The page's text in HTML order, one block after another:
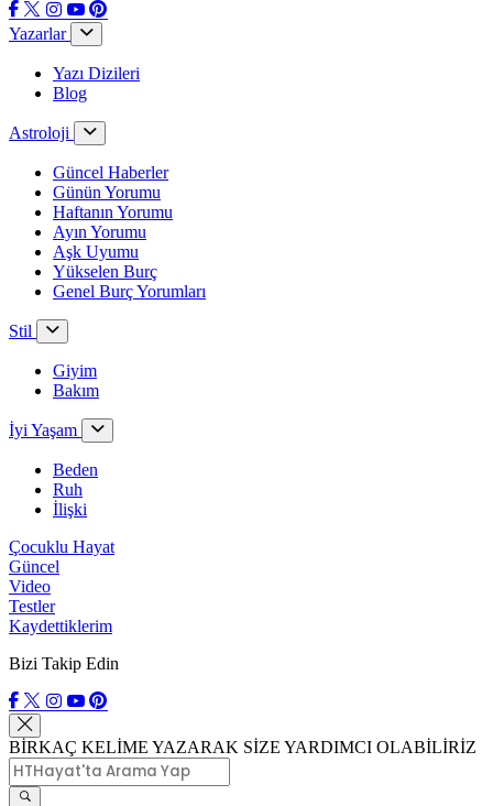
Yazarlar
Yazı Dizileri
Blog
Astroloji
Güncel Haberler
Günün Yorumu
Haftanın Yorumu
Ayın Yorumu
Aşk Uyumu
Yükselen Burç
Genel Burç Yorumları
Stil
Giyim
Bakım
İyi Yaşam
Beden
Ruh
İlişki
Çocuklu Hayat
Güncel
Video
Testler
Kaydettiklerim
Bizi Takip Edin
BİRKAÇ KELİME YAZARAK SİZE YARDIMCI OLABİLİRİZ